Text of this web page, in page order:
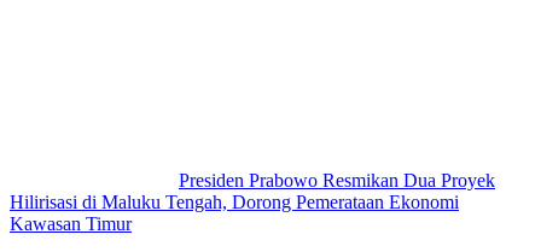
Presiden Prabowo Resmikan Dua Proyek
Hilirisasi di Maluku Tengah, Dorong Pemerataan Ekonomi
Kawasan Timur